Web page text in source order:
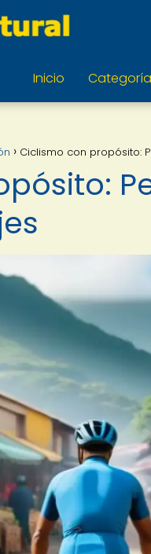
Inicio
Ciclismo con propósito: